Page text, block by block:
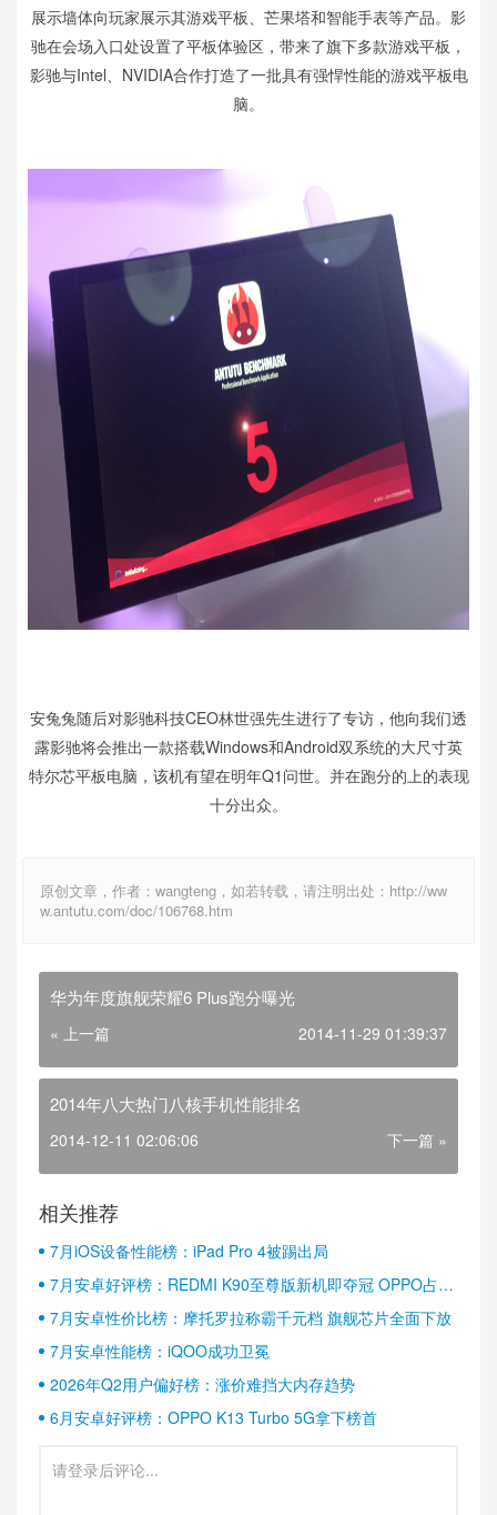
展示墙体向玩家展示其游戏平板、芒果塔和智能手表等产品。影
驰在会场入口处设置了平板体验区，带来了旗下多款游戏平板，
影驰与Intel、NVIDIA合作打造了一批具有强悍性能的游戏平板电
脑。
安兔兔随后对影驰科技CEO林世强先生进行了专访，他向我们透
露影驰将会推出一款搭载Windows和Android双系统的大尺寸英
特尔芯平板电脑，该机有望在明年Q1问世。并在跑分的上的表现
十分出众。
原创文章，作者：wangteng，如若转载，请注明出处：http://ww
w.antutu.com/doc/106768.htm
华为年度旗舰荣耀6 Plus跑分曝光
« 上一篇 2014-11-29 01:39:37
2014年八大热门八核手机性能排名
2014-12-11 02:06:06 下一篇 »
相关推荐
7月iOS设备性能榜：iPad Pro 4被踢出局
7月安卓好评榜：REDMI K90至尊版新机即夺冠 OPPO占据
半壁江山
7月安卓性价比榜：摩托罗拉称霸千元档 旗舰芯片全面下放
7月安卓性能榜：iQOO成功卫冕
2026年Q2用户偏好榜：涨价难挡大内存趋势
6月安卓好评榜：OPPO K13 Turbo 5G拿下榜首